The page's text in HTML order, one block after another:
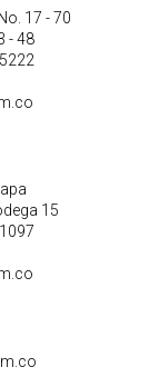
17 - 70
- 48
15